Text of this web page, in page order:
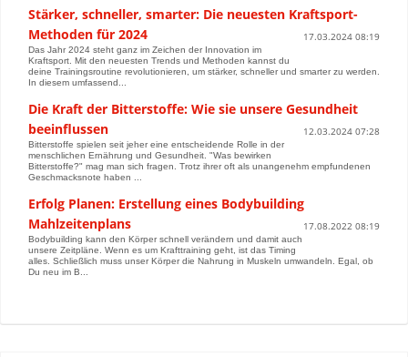
Stärker, schneller, smarter: Die neuesten Kraftsport-
Methoden für 2024
17.03.2024 08:19
Das Jahr 2024 steht ganz im Zeichen der Innovation im
Kraftsport. Mit den neuesten Trends und Methoden kannst du
deine Trainingsroutine revolutionieren, um stärker, schneller und smarter zu werden.
In diesem umfassend...
Die Kraft der Bitterstoffe: Wie sie unsere Gesundheit
beeinflussen
12.03.2024 07:28
Bitterstoffe spielen seit jeher eine entscheidende Rolle in der
menschlichen Ernährung und Gesundheit. "Was bewirken
Bitterstoffe?" mag man sich fragen. Trotz ihrer oft als unangenehm empfundenen
Geschmacksnote haben ...
Erfolg Planen: Erstellung eines Bodybuilding
Mahlzeitenplans
17.08.2022 08:19
Bodybuilding kann den Körper schnell verändern und damit auch
unsere Zeitpläne. Wenn es um Krafttraining geht, ist das Timing
alles. Schließlich muss unser Körper die Nahrung in Muskeln umwandeln. Egal, ob
Du neu im B...